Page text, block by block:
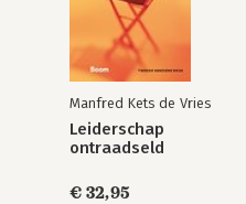
Manfred Kets de Vries
Leiderschap
ontraadseld
€ 32,95